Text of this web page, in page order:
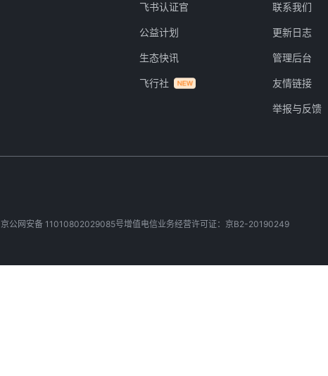
飞书认证官
公益计划
生态快讯
飞行社
联系我们
更新日志
管理后台
友情链接
举报与反馈
京公网安备 11010802029085号增值电信业务经营许可证：京B2-20190249